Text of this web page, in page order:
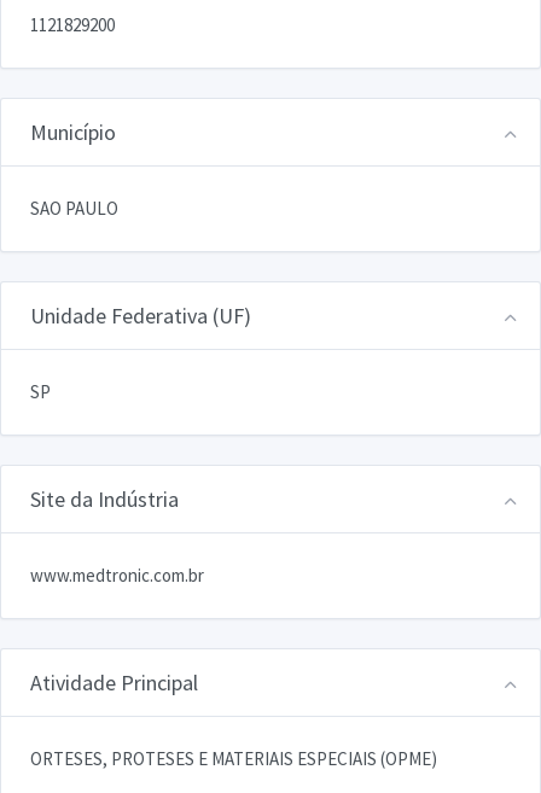
1121829200
Município
SAO PAULO
Unidade Federativa (UF)
SP
Site da Indústria
www.medtronic.com.br
Atividade Principal
ORTESES, PROTESES E MATERIAIS ESPECIAIS (OPME)